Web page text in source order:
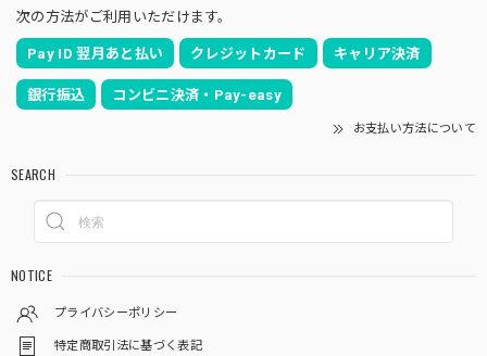
次の方法がご利用いただけます。
Pay ID 翌月あと払い クレジットカード キャリア決済
銀行振込 コンビニ決済・Pay-easy
お支払い方法について
SEARCH
NOTICE
プライバシーポリシー
特定商取引法に基づく表記